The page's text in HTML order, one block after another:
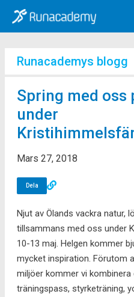
Runacademys blogg
Spring med oss
under
Mars 27, 2018
Dela
Njut av Ölands vackra natur,
tillsammans med oss under
10-13 maj. Helgen kommer
mycket inspiration. Förutom
miljöer kommer vi
träningspass, styrketräning,